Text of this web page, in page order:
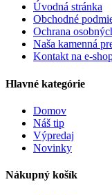
Úvodná stránka
Obchodné
Ochrana
Naša kamenná
Kontakt na e-
Hlavné kategórie
Domov
Náš tip
Výpredaj
Novinky
Nákupný košík